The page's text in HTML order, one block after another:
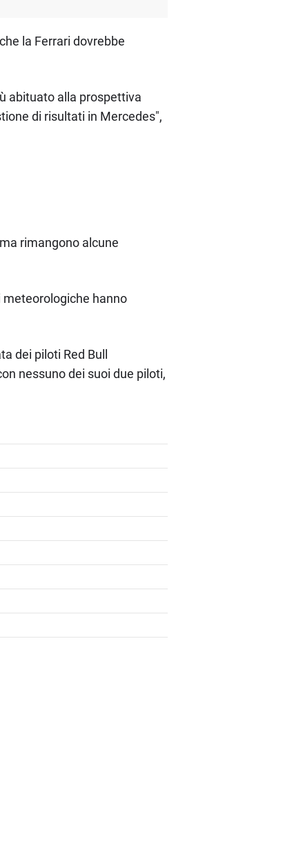
la Ferrari dovrebbe
abituato alla prospettiva
di risultati in Mercedes",
rimangono alcune
meteorologiche hanno
dei piloti Red Bull
nessuno dei suoi due piloti,